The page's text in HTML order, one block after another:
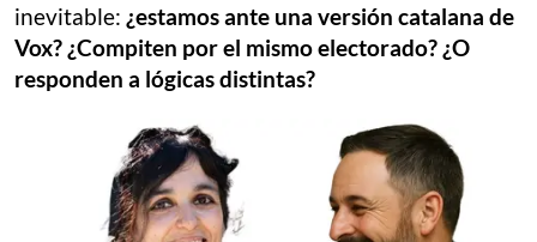
inevitable: ¿estamos ante una versión catalana de
Vox? ¿Compiten por el mismo electorado? ¿O
responden a lógicas distintas?